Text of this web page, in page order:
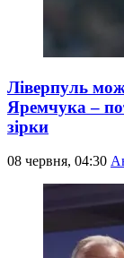
Ліверпуль
Яремчука –
зірки
08 червня, 04:30